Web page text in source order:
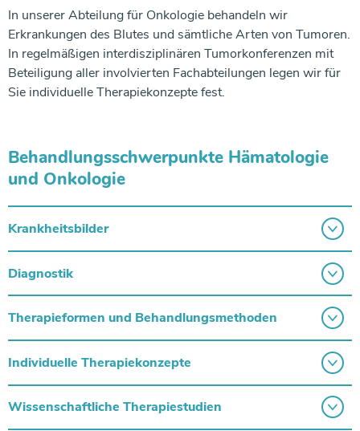
In unserer Abteilung für Onkologie behandeln wir
Erkrankungen des Blutes und sämtliche Arten von Tumoren.
In regelmäßigen interdisziplinären Tumorkonferenzen mit
Beteiligung aller involvierten Fachabteilungen legen wir für
Sie individuelle Therapiekonzepte fest.
Behandlungsschwerpunkte Hämatologie
und Onkologie
Krankheitsbilder
Diagnostik
Therapieformen und Behandlungsmethoden
Individuelle Therapiekonzepte
Wissenschaftliche Therapiestudien